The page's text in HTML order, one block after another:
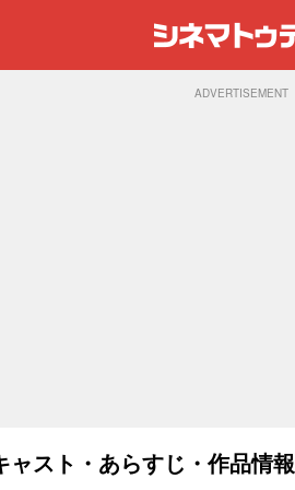
ADVERTISEMENT
スト・あらすじ・作品情報